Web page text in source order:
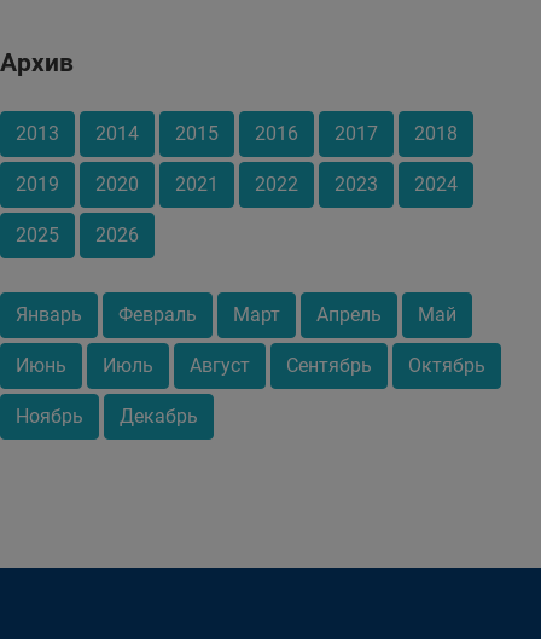
Архив
2013 2014 2015 2016 2017 2018
2019 2020 2021 2022 2023 2024
2025 2026
Январь Февраль Март Апрель Май
Июнь Июль Август Сентябрь Октябрь
Ноябрь Декабрь